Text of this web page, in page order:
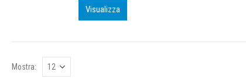
Visualizza
Mostra: